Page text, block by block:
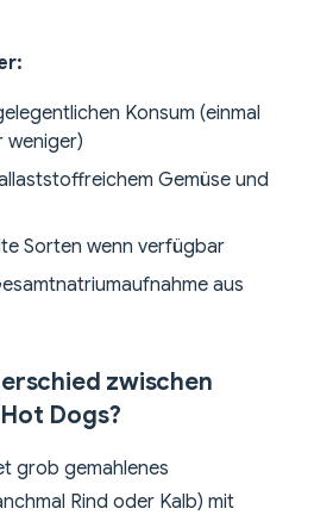
Konsum (einmal
weniger)
Gemüse und
Sorten wenn verfügbar
aus
zwischen
Dogs?
grob gemahlenes
Rind oder Kalb) mit